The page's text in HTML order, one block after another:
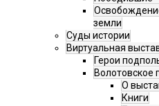
земли
Суды истории
Виртуальная
Герои
Волотовское
О
Книги